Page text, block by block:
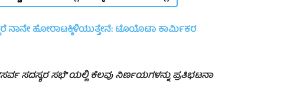
ಹೋರಾಟಕ್ಕಿಳಿಯುತ್ತೇನೆ: ಟೊಯೊಟಾ ಕಾರ್ಮಿಕರ
ಸದಸ್ಯರ ಸಭೆ” ಯಲ್ಲಿ ಕೆಲವು ನಿರ್ಣಯಗಳನ್ನು ಪ್ರತಿಭಟನಾ